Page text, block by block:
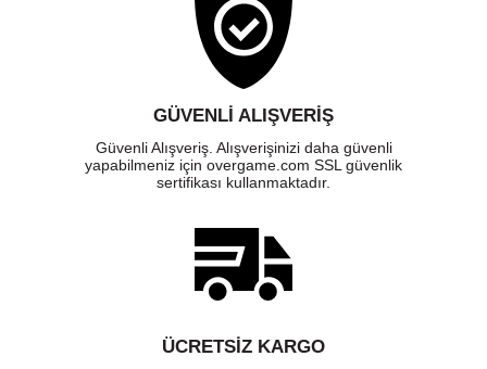
GÜVENLI ALIŞVERIŞ
Güvenli Alışveriş. Alışverişinizi daha güvenli
yapabilmeniz için overgame.com SSL güvenlik
sertifikası kullanmaktadır.
ÜCRETSIZ KARGO